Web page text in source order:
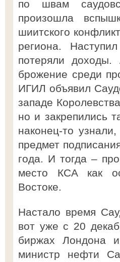
по швам
произошла
шиитского
региона.
потеряли
брожение среди
ИГИЛ объявил
западе
но и закрепились
наконец-то
предмет
года. И тогда –
место КСА как
Востоке.
Настало время
вот уже с 20
биржах Лондона
министр нефти